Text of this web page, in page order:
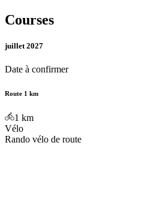
Courses
juillet 2027
Date à confirmer
Route 1 km
1 km
Vélo
Rando vélo de route